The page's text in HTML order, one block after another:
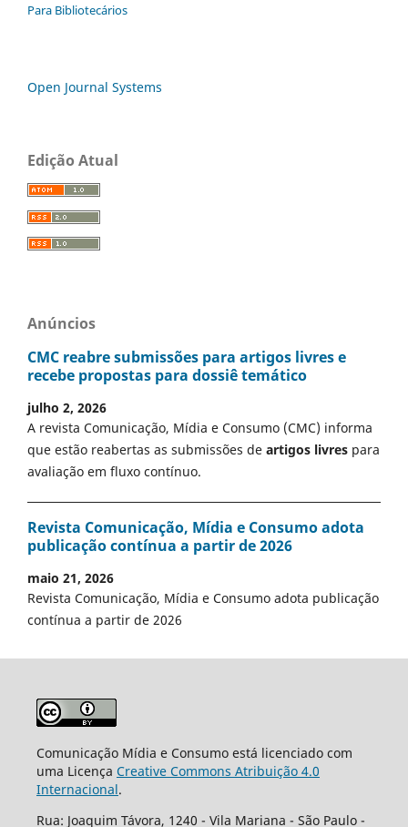
Para Bibliotecários
Open Journal Systems
Edição Atual
Anúncios
CMC reabre submissões para artigos livres e
recebe propostas para dossiê temático
julho 2, 2026
A revista Comunicação, Mídia e Consumo (CMC) informa
que estão reabertas as submissões de artigos livres para
avaliação em fluxo contínuo.
Revista Comunicação, Mídia e Consumo adota
publicação contínua a partir de 2026
maio 21, 2026
Revista Comunicação, Mídia e Consumo adota publicação
contínua a partir de 2026
Comunicação Mídia e Consumo está licenciado com
uma Licença Creative Commons Atribuição 4.0
Internacional.
Rua: Joaquim Távora, 1240 - Vila Mariana - São Paulo -